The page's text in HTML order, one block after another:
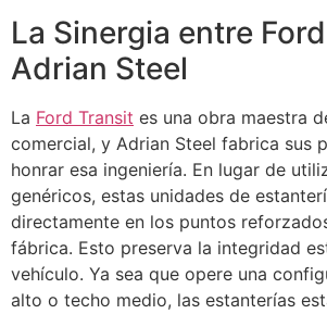
La Sinergia entre
Adrian Steel
La Ford Transit es una obra maestra
comercial, y Adrian Steel fabrica sus
honrar esa ingeniería. En lugar de
genéricos, estas unidades de
directamente en los puntos
fábrica. Esto preserva la integridad
vehículo. Ya sea que opere una
alto o techo medio, las estanterías